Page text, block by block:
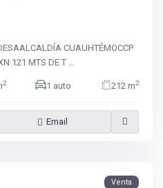
CUAUHTÉMOCCP
121 MTS DE T ...
2 1 auto 212 m2
Email
Venta